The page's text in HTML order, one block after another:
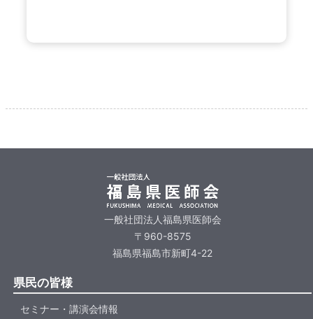
一般社団法人福島県医師会
〒960-8575
福島県福島市新町4-22
県民の皆様
セミナー・講演会情報